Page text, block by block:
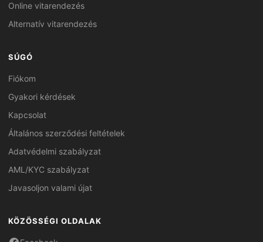
Online vitarendezés
Alternatív vitarendezés
SÚGÓ
Fiókom
Gyakori kérdések
Kapcsolat
Általános szerződési feltételek
Adatvédelmi szabályzat
AML/KYC szabályzat
Javasoljon valami újat
KÖZÖSSÉGI OLDALAK